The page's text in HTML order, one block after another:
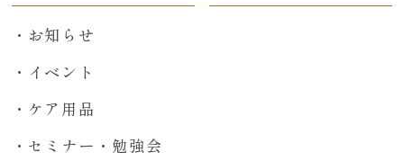
お知らせ
イベント
ケア用品
セミナー・勉強会